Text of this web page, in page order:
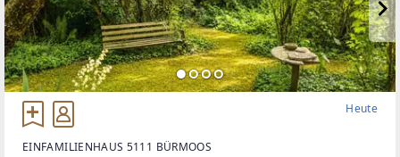
Heute
EINFAMILIENHAUS 5111 BÜRMOOS